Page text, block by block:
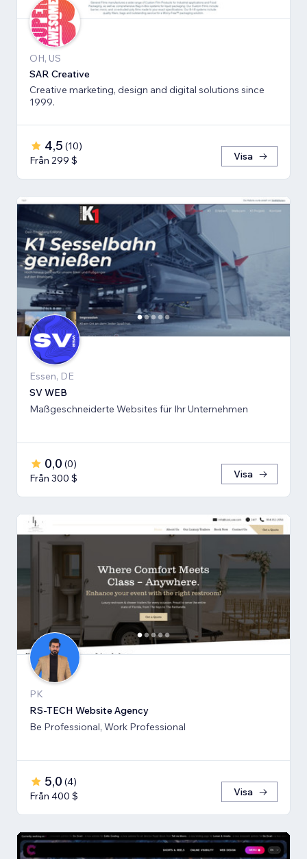
OH, US
SAR Creative
Creative marketing, design and digital solutions since
1999.
4,5 (10)
Från 299 $
Visa
Essen, DE
SV WEB
Maßgeschneiderte Websites für Ihr Unternehmen
0,0 (0)
Från 300 $
Visa
PK
RS-TECH Website Agency
Be Professional, Work Professional
5,0 (4)
Från 400 $
Visa